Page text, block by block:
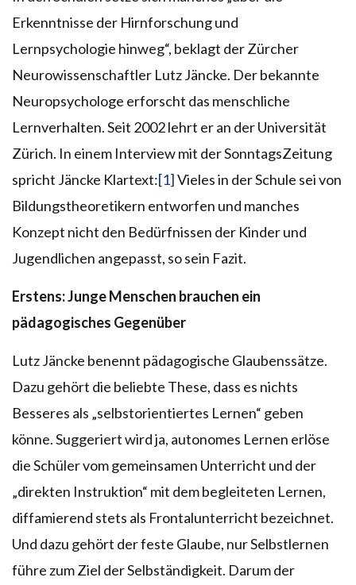
Erkenntnisse der Hirnforschung und
Lernpsychologie hinweg“, beklagt der Zürcher
Neurowissenschaftler Lutz Jäncke. Der bekannte
Neuropsychologe erforscht das menschliche
Lernverhalten. Seit 2002 lehrt er an der Universität
Zürich. In einem Interview mit der SonntagsZeitung
spricht Jäncke Klartext:[1]Vieles in der Schule sei von
Bildungstheoretikern entworfen und manches
Konzept nicht den Bedürfnissen der Kinder und
Jugendlichen angepasst, so sein Fazit.
Erstens: Junge Menschen brauchen ein
pädagogisches Gegenüber
Lutz Jäncke benennt pädagogische Glaubenssätze.
Dazu gehört die beliebte These, dass es nichts
Besseres als „selbstorientiertes Lernen“ geben
könne. Suggeriert wird ja, autonomes Lernen erlöse
die Schüler vom gemeinsamen Unterricht und der
„direkten Instruktion“ mit dem begleiteten Lernen,
diffamierend stets als Frontalunterricht bezeichnet.
Und dazu gehört der feste Glaube, nur Selbstlernen
führe zum Ziel der Selbständigkeit. Darum der